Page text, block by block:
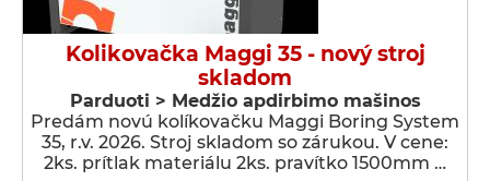
Kolikovačka Maggi 35 - nový stroj
skladom
Parduoti > Medžio apdirbimo mašinos
Predám novú kolíkovačku Maggi Boring System
35, r.v. 2026. Stroj skladom so zárukou. V cene:
2ks. prítlak materiálu 2ks. pravítko 1500mm …